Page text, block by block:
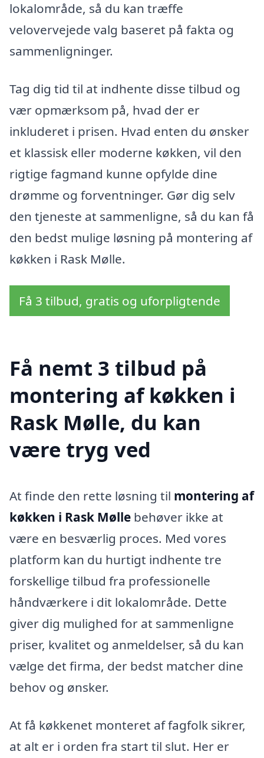
lokalområde, så du kan træffe
velovervejede valg baseret på fakta og
sammenligninger.
Tag dig tid til at indhente disse tilbud og
vær opmærksom på, hvad der er
inkluderet i prisen. Hvad enten du ønsker
et klassisk eller moderne køkken, vil den
rigtige fagmand kunne opfylde dine
drømme og forventninger. Gør dig selv
den tjeneste at sammenligne, så du kan få
den bedst mulige løsning på montering af
køkken i Rask Mølle.
Få 3 tilbud, gratis og uforpligtende
Få nemt 3 tilbud på
montering af køkken i
Rask Mølle, du kan
være tryg ved
At finde den rette løsning til montering af
køkken i Rask Mølle behøver ikke at
være en besværlig proces. Med vores
platform kan du hurtigt indhente tre
forskellige tilbud fra professionelle
håndværkere i dit lokalområde. Dette
giver dig mulighed for at sammenligne
priser, kvalitet og anmeldelser, så du kan
vælge det firma, der bedst matcher dine
behov og ønsker.
At få køkkenet monteret af fagfolk sikrer,
at alt er i orden fra start til slut. Her er